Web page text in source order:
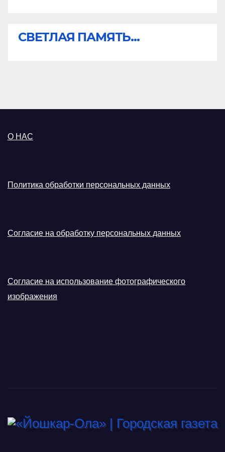
СВЕТЛАЯ ПАМЯТЬ...
О НАС
Политика обработки персональных данных
Согласие на обработку персональных данных
Согласие на использование фотографического
изображения